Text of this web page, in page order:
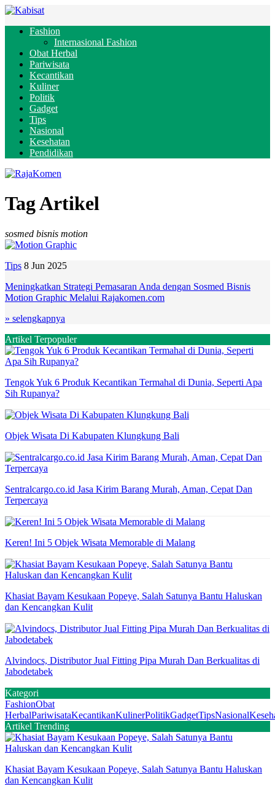
Fashion
Internasional Fashion
Obat Herbal
Pariwisata
Kecantikan
Kuliner
Politik
Gadget
Tips
Nasional
Kesehatan
Pendidikan
Tag Artikel
sosmed bisnis motion
Tips 8 Jun 2025
Meningkatkan Strategi Pemasaran Anda dengan Sosmed Bisnis
Motion Graphic Melalui Rajakomen.com
» selengkapnya
Artikel Terpopuler
Tengok Yuk 6 Produk Kecantikan Termahal di Dunia, Seperti Apa
Sih Rupanya?
Objek Wisata Di Kabupaten Klungkung Bali
Sentralcargo.co.id Jasa Kirim Barang Murah, Aman, Cepat Dan
Terpercaya
Keren! Ini 5 Objek Wisata Memorable di Malang
Khasiat Bayam Kesukaan Popeye, Salah Satunya Bantu Haluskan
dan Kencangkan Kulit
Alvindocs, Distributor Jual Fitting Pipa Murah Dan Berkualitas di
Jabodetabek
Kategori
FashionObat
HerbalPariwisataKecantikanKulinerPolitikGadgetTipsNasional
Artikel Trending
Khasiat Bayam Kesukaan Popeye, Salah Satunya Bantu Haluskan
dan Kencangkan Kulit